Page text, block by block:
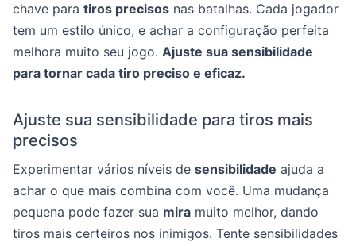
chave para tiros precisos nas batalhas. Cada jogador
tem um estilo único, e achar a configuração perfeita
melhora muito seu jogo. Ajuste sua sensibilidade
para tornar cada tiro preciso e eficaz.
Ajuste sua sensibilidade para tiros mais
precisos
Experimentar vários níveis de sensibilidade ajuda a
achar o que mais combina com você. Uma mudança
pequena pode fazer sua mira muito melhor, dando
tiros mais certeiros nos inimigos. Tente sensibilidades